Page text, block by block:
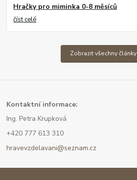
Hračky pro miminka 0-8 měsíců
číst celé
Zobrazit všechny články
Kontaktní informace:
Ing. Petra Krupková
+420 777 613 310
hravevzdelavani@seznam.cz